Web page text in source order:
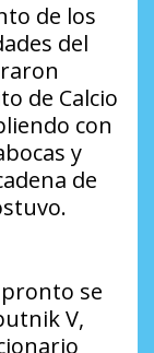
de los
del
de Calcio
con
y
de
se
V,